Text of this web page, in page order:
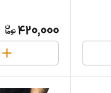
420,000